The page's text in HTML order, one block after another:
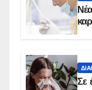
Σε